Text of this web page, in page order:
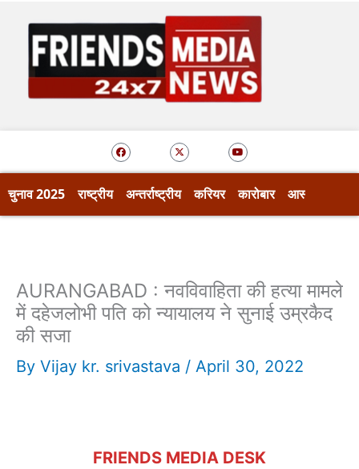
content
F
a
c
e
X
-
t
w
t
t
r
Y
o
u
t
b
e
चुनाव 2025 राष्ट्रीय अन्तर्राष्ट्रीय करियर कारोबार आस्था
AURANGABAD : नवविवाहिता की हत्या मामले
में दहेजलोभी पति को न्यायालय ने सुनाई उम्रकैद
की सजा
By Vijay kr. srivastava / April 30, 2022
FRIENDS MEDIA DESK